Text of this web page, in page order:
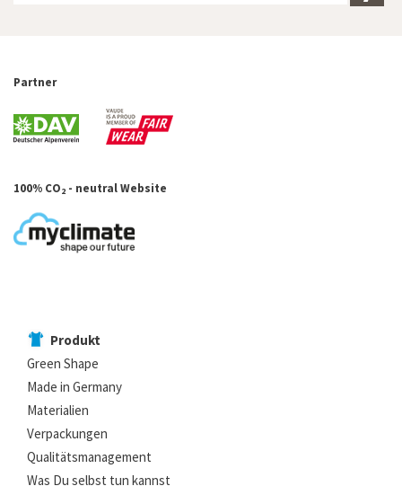
Partner
100% CO2 - neutral Website
Produkt
Green Shape
Made in Germany
Materialien
Verpackungen
Qualitätsmanagement
Was Du selbst tun kannst